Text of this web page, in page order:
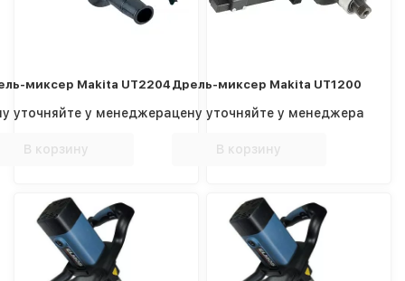
миксер Makita UT2204
уточняйте у менеджера
В корзину
Дрель-миксер Makita UT1200
цену уточняйте у менеджера
В корзину